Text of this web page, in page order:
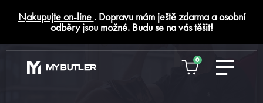
Nakupujte on-line . Dopravu mám ještě zdarma a osobní
odběry jsou možné. Budu se na vás těšit!
0